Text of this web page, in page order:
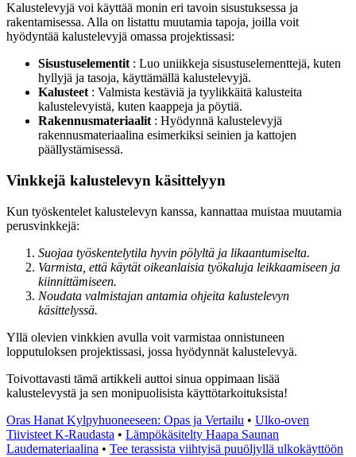
Kalustelevyjä voi käyttää monin eri tavoin sisustuksessa ja
rakentamisessa. Alla on listattu muutamia tapoja, joilla voit
hyödyntää kalustelevyjä omassa projektissasi:
Sisustuselementit: Luo uniikkeja sisustuselementtejä, kuten
hyllyjä ja tasoja, käyttämällä kalustelevyjä.
Kalusteet: Valmista kestäviä ja tyylikkäitä kalusteita
kalustelevyistä, kuten kaappeja ja pöytiä.
Rakennusmateriaalit: Hyödynnä kalustelevyjä
rakennusmateriaalina esimerkiksi seinien ja kattojen
päällystämisessä.
Vinkkejä kalustelevyn käsittelyyn
Kun työskentelet kalustelevyn kanssa, kannattaa muistaa muutamia
perusvinkkejä:
Suojaa työskentelytila hyvin pölyltä ja likaantumiselta.
Varmista, että käytät oikeanlaisia työkaluja leikkaamiseen ja
kiinnittämiseen.
Noudata valmistajan antamia ohjeita kalustelevyn
käsittelyssä.
Yllä olevien vinkkien avulla voit varmistaa onnistuneen
lopputuloksen projektissasi, jossa hyödynnät kalustelevyä.
Toivottavasti tämä artikkeli auttoi sinua oppimaan lisää
kalustelevystä ja sen monipuolisista käyttötarkoituksista!
Oras Hanat Kylpyhuoneeseen: Opas ja Vertailu • Ulko-oven
Tiivisteet K-Raudasta • Lämpökäsitelty Haapa Saunan
Laudemateriaalina • Tee terassista viihtyisä puuöljyllä ulkokäyttöön